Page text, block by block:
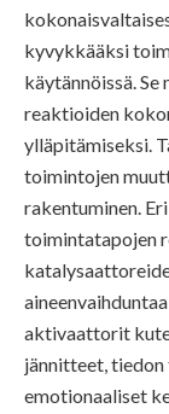
kyvykkääksi
käytännöissä.
reaktioiden
ylläpitämiseksi.
toimintojen
rakentuminen.
toimintatapojen
aktivaattorit
jännitteet,
emotionaaliset